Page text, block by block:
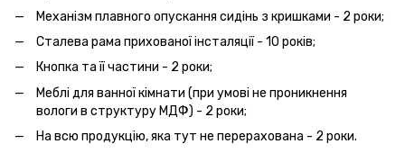
Механізм плавного опускання сидінь з кришками - 2 роки;
Сталева рама прихованої інсталяції - 10 років;
Кнопка та її частини - 2 роки;
Меблі для ванної кімнати (при умові не проникнення
вологи в структуру МДФ) - 2 роки;
На всю продукцію, яка тут не перерахована - 2 роки.